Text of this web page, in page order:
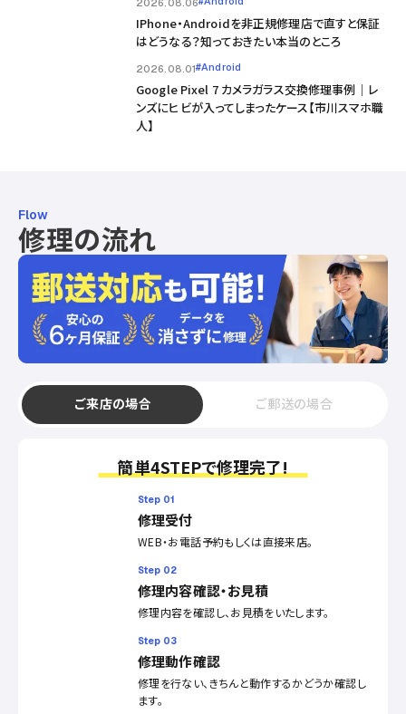
2026.08.06
IPhone・Androidを非正規修理店で直すと保証
はどうなる？知っておきたい本当のところ
2026.08.01#Android
Google Pixel 7 カメラガラス交換修理事例｜レ
ンズにヒビが入ってしまったケース【市川スマホ職
人】
Flow
修理の流れ
ご来店の場合 ご郵送の場合
簡単4STEPで修理完了!
Step 01
修理受付
WEB・お電話予約もしくは直接来店。
Step 02
修理内容確認・お見積
修理内容を確認し、お見積をいたします。
Step 03
修理動作確認
修理を行ない、きちんと動作するかどうか確認し
ます。